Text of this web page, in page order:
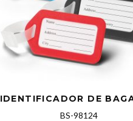
IDENTIFICADOR DE
BS-98124